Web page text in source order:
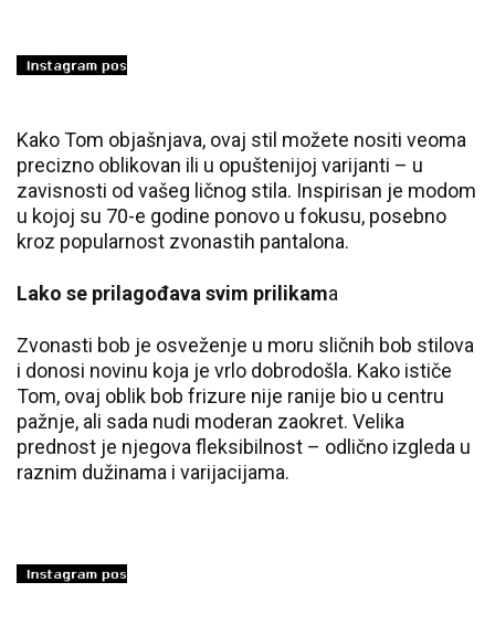
Kako Tom objašnjava, ovaj stil možete nositi veoma
precizno oblikovan ili u opuštenijoj varijanti – u
zavisnosti od vašeg ličnog stila. Inspirisan je modom
u kojoj su 70-e godine ponovo u fokusu, posebno
kroz popularnost zvonastih pantalona.
Lako se prilagođava svim prilikama
Zvonasti bob je osveženje u moru sličnih bob stilova
i donosi novinu koja je vrlo dobrodošla. Kako ističe
Tom, ovaj oblik bob frizure nije ranije bio u centru
pažnje, ali sada nudi moderan zaokret. Velika
prednost je njegova fleksibilnost – odlično izgleda u
raznim dužinama i varijacijama.